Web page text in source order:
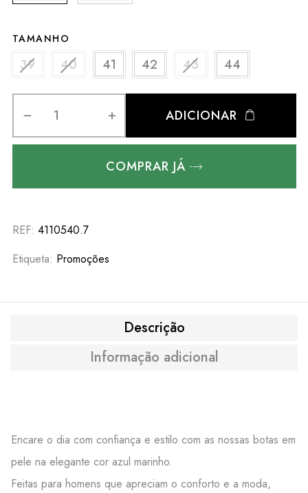
TAMANHO
39 40 41 42 43 44
ADICIONAR
COMPRAR JÁ
REF: 4110540.7
Etiqueta: Promoções
Descrição
Informação adicional
Encare o dia com confiança e estilo com as nossas botas em
pele na elegante cor azul marinho.
Feitas para homens que apreciam o conforto e a moda,